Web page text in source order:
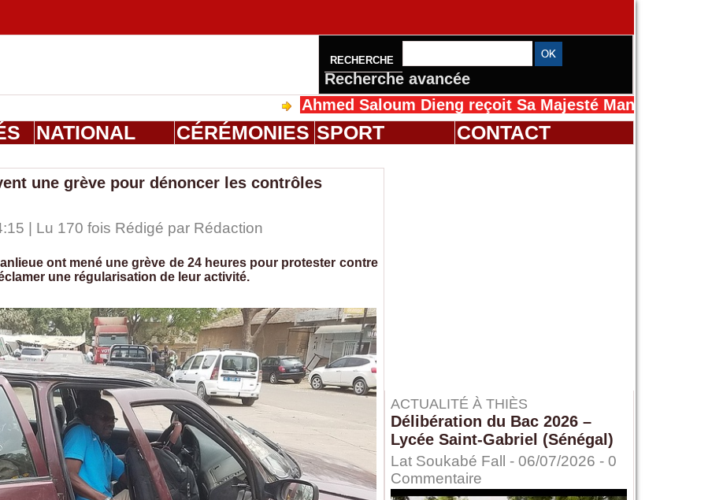
RECHERCHE
Recherche avancée
Ahmed Saloum Dieng reçoit Sa Majesté Mansah Cissé au
NATIONAL CÉRÉMONIES SPORT CONTACT
une grève pour dénoncer les contrôles
| Lu 170 fois Rédigé par Rédaction
ont mené une grève de 24 heures pour protester contre
une régularisation de leur activité.
ACTUALITÉ À THIÈS
Délibération du Bac 2026 –
Lycée Saint-Gabriel (Sénégal)
Lat Soukabé Fall - 06/07/2026 - 0
Commentaire